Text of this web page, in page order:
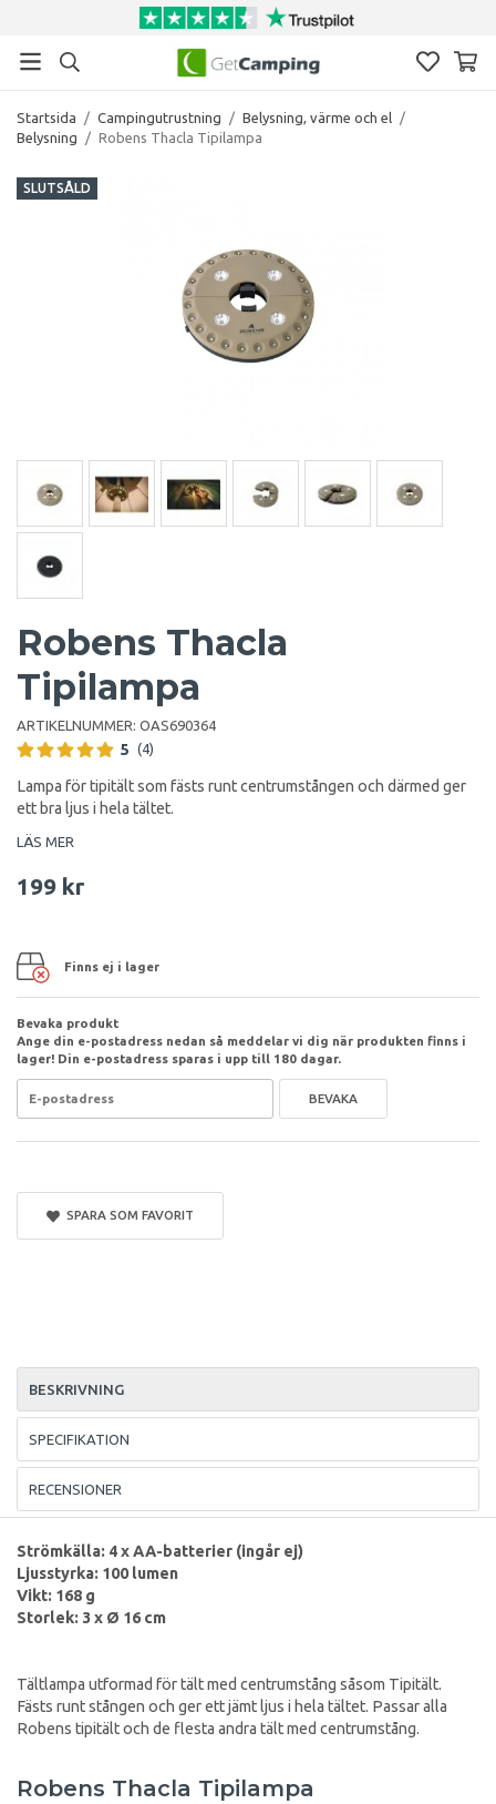
Startsida / Campingutrustning / Belysning, värme och el /
Belysning
/ Robens Thacla Tipilampa
SLUTSÅLD
Robens Thacla
Tipilampa
ARTIKELNUMMER: OAS690364
5 (4)
Lampa för tipitält som fästs runt centrumstången och därmed ger
ett bra ljus i hela tältet.
LÄS MER
199 kr
Finns ej i lager
Bevaka produkt
Ange din e-postadress nedan så meddelar vi dig när produkten finns i
lager! Din e-postadress sparas i upp till 180 dagar.
BEVAKA
SPARA SOM FAVORIT
BESKRIVNING
SPECIFIKATION
RECENSIONER
Strömkälla: 4 x AA-batterier (ingår ej)
Ljusstyrka: 100 lumen
Vikt: 168 g
Storlek: 3 x Ø 16 cm
Tältlampa utformad för tält med centrumstång såsom Tipitält.
Fästs runt stången och ger ett jämt ljus i hela tältet. Passar alla
Robens tipitält och de flesta andra tält med centrumstång.
Robens Thacla Tipilampa